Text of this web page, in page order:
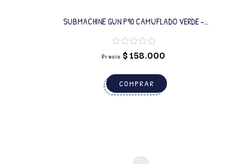
SUBMACHINE GUN P90 CAMUFLADO VERDE –
PISTOLA ELÉCTRICA CON BALINES DE GEL
Precio $158.000
COMPRAR